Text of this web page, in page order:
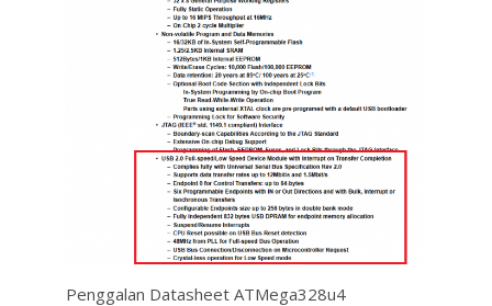
Penggalan Datasheet ATMega328u4